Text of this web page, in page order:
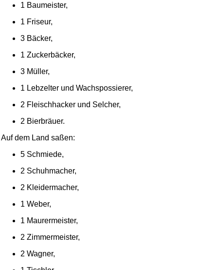
1 Baumeister,
1 Friseur,
3 Bäcker,
1 Zuckerbäcker,
3 Müller,
1 Lebzelter und Wachspossierer,
2 Fleischhacker und Selcher,
2 Bierbräuer.
Auf dem Land saßen:
5 Schmiede,
2 Schuhmacher,
2 Kleidermacher,
1 Weber,
1 Maurermeister,
2 Zimmermeister,
2 Wagner,